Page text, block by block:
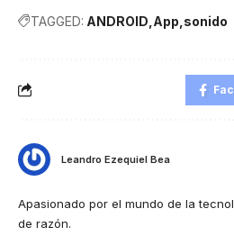
TAGGED: ANDROID App sonido
Leandro Ezequiel Bea
Apasionado por el mundo de la
de razón.